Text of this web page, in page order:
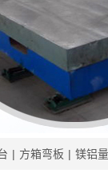
| 方箱弯板 | 镁铝